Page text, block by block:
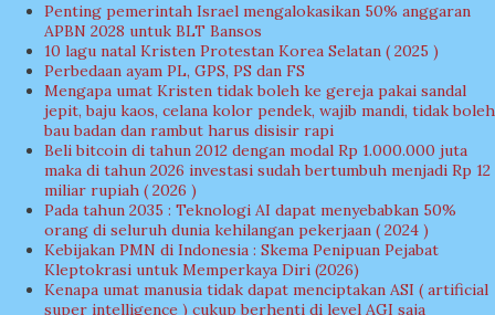
Penting pemerintah Israel mengalokasikan 50% anggaran
APBN 2028 untuk BLT Bansos
10 lagu natal Kristen Protestan Korea Selatan ( 2025 )
Perbedaan ayam PL, GPS, PS dan FS
Mengapa umat Kristen tidak boleh ke gereja pakai sandal
jepit, baju kaos, celana kolor pendek, wajib mandi, tidak boleh
bau badan dan rambut harus disisir rapi
Beli bitcoin di tahun 2012 dengan modal Rp 1.000.000 juta
maka di tahun 2026 investasi sudah bertumbuh menjadi Rp 12
miliar rupiah ( 2026 )
Pada tahun 2035 : Teknologi AI dapat menyebabkan 50%
orang di seluruh dunia kehilangan pekerjaan ( 2024 )
Kebijakan PMN di Indonesia : Skema Penipuan Pejabat
Kleptokrasi untuk Memperkaya Diri (2026)
Kenapa umat manusia tidak dapat menciptakan ASI ( artificial
super intelligence ) cukup berhenti di level AGI saja